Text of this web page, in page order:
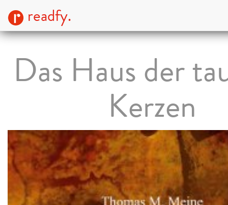
readfy.
Das Haus der
Kerzen